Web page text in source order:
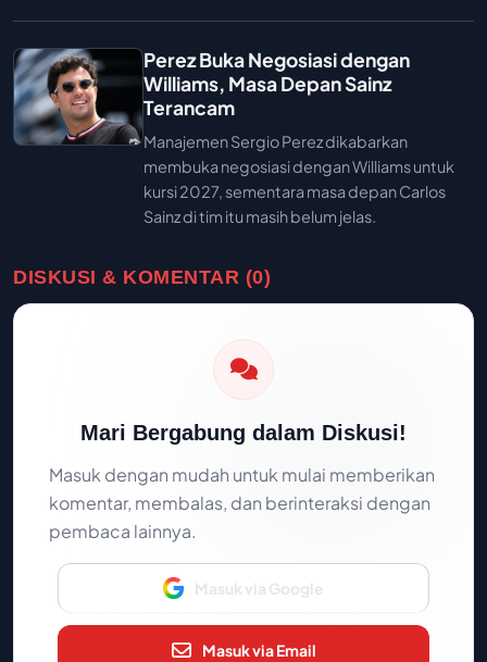
Perez Buka Negosiasi dengan
Williams, Masa Depan Sainz
Terancam
Manajemen Sergio Perez dikabarkan
membuka negosiasi dengan Williams untuk
kursi 2027, sementara masa depan Carlos
Sainz di tim itu masih belum jelas.
DISKUSI & KOMENTAR (0)
Mari Bergabung dalam Diskusi!
Masuk dengan mudah untuk mulai memberikan
komentar, membalas, dan berinteraksi dengan
pembaca lainnya.
Masuk via Google
Masuk via Email